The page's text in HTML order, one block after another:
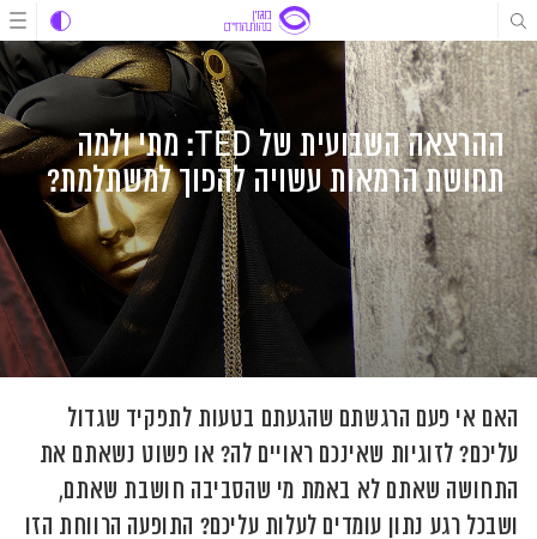
דלג
לתוכן
דלג
לתוכן
דלג
לניווט
ההרצאה השבועית של TED: מתי ולמה
תחושת הרמאות עשויה להפוך למשתלמת?
האם אי פעם הרגשתם שהגעתם בטעות לתפקיד שגדול
עליכם? לזוגיות שאינכם ראויים לה? או פשוט נשאתם את
התחושה שאתם לא באמת מי שהסביבה חושבת שאתם,
ושבכל רגע נתון עומדים לעלות עליכם? התופעה הרווחת הזו